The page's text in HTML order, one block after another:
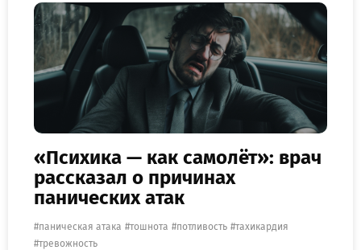
«Психика — как самолёт»: врач
рассказал о причинах
панических атак
паническая атака тошнота потливость
тахикардия
тревожность